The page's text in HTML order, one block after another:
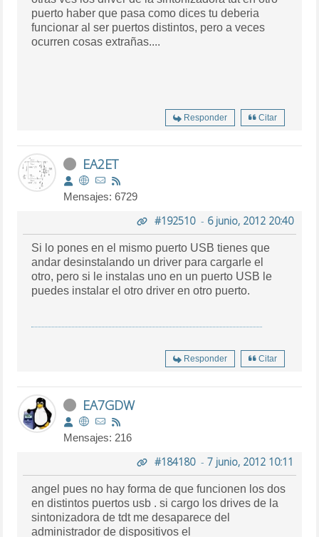
puerto haber que pasa como dices tu deberia
funcionar al ser puertos distintos, pero a veces
ocurren cosas extrañas....
Responder Citar
EA2ET
Mensajes: 6729
#192510- 6 junio, 2012 20:40
Si lo pones en el mismo puerto USB tienes que
andar desinstalando un driver para cargarle el
otro, pero si le instalas uno en un puerto USB le
puedes instalar el otro driver en otro puerto.
Responder Citar
EA7GDW
Mensajes: 216
#184180- 7 junio, 2012 10:11
angel pues no hay forma de que funcionen los dos
en distintos puertos usb . si cargo los drives de la
sintonizadora de tdt me desaparece del
administrador de dispositivos el